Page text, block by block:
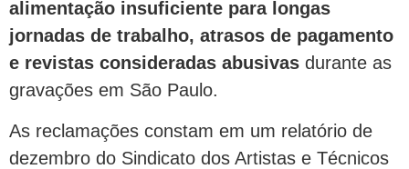
alimentação insuficiente para longas
jornadas de trabalho, atrasos de pagamento
e revistas consideradas abusivas durante as
gravações em São Paulo.
As reclamações constam em um relatório de
dezembro do Sindicato dos Artistas e Técnicos